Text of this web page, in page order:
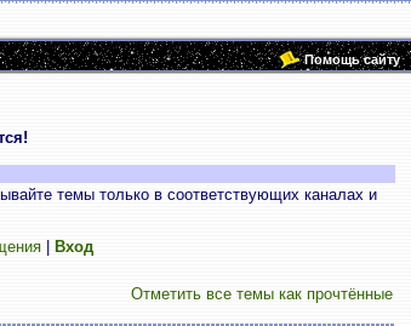
Помощь сайту
темы только в соответствующих каналах и
| Вход
Отметить все темы как прочтённые